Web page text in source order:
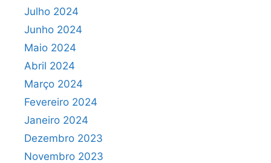
Julho 2024
Junho 2024
Maio 2024
Abril 2024
Março 2024
Fevereiro 2024
Janeiro 2024
Dezembro 2023
Novembro 2023